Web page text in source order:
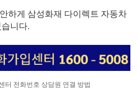
하게 삼성화재 다이렉트 자동차
니다.
터 전화번호 상담원 연결 방법